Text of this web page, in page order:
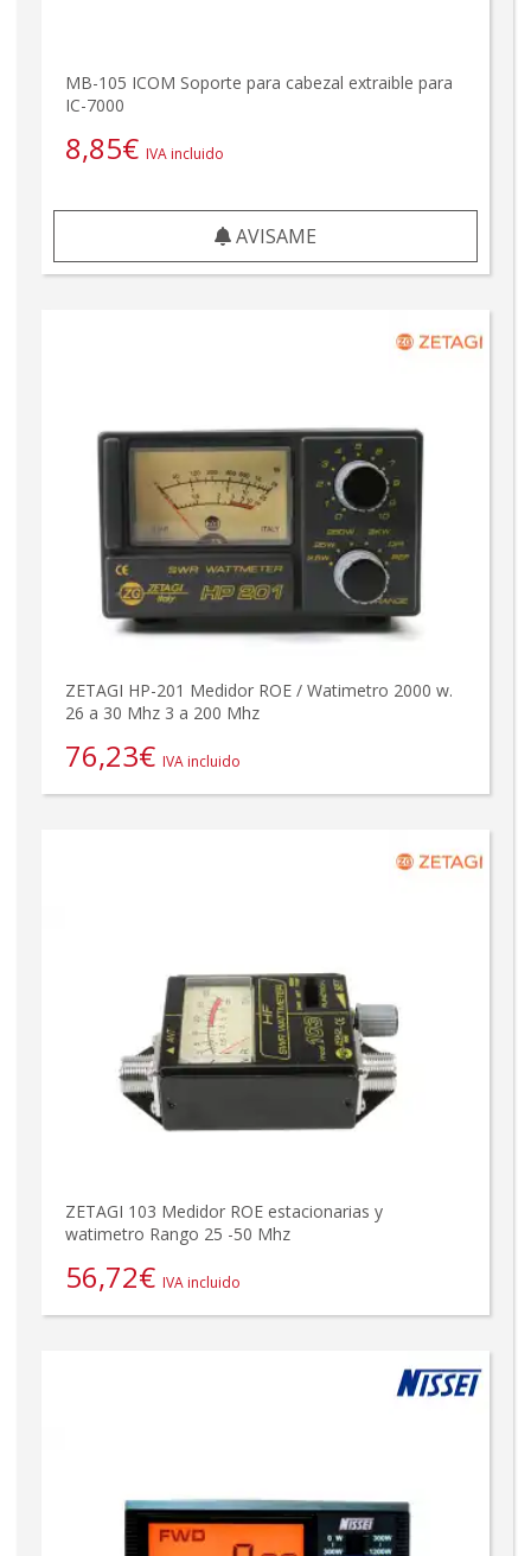
MB-105 ICOM Soporte para cabezal extraible para
IC-7000
8,85€ IVA incluido
AVISAME
ZETAGI HP-201 Medidor ROE / Watimetro 2000 w.
26 a 30 Mhz 3 a 200 Mhz
76,23€ IVA incluido
ZETAGI 103 Medidor ROE estacionarias y
watimetro Rango 25 -50 Mhz
56,72€ IVA incluido